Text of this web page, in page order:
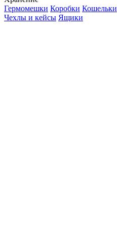
Гермомешки Коробки Кошельки
Чехлы и кейсы Ящики